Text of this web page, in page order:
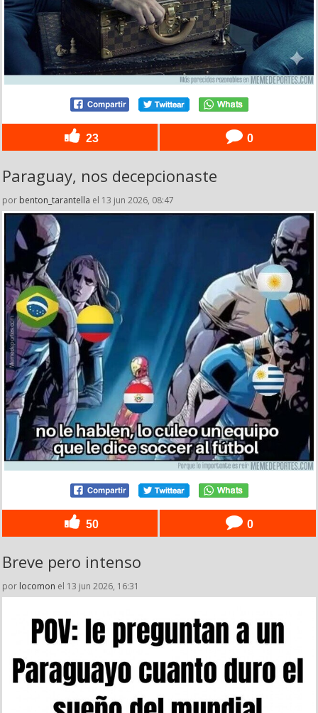
23 0
Paraguay, nos decepcionaste
por benton_tarantella el 13 jun 2026, 08:47
50 0
Breve pero intenso
por locomon el 13 jun 2026, 16:31